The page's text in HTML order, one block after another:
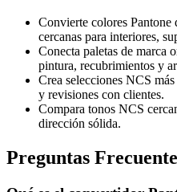
Convierte colores Pantone
cercanas para interiores,
Conecta paletas de marca
pintura, recubrimientos y
Crea selecciones NCS
y revisiones con clientes.
Compara tonos NCS
dirección sólida.
Preguntas